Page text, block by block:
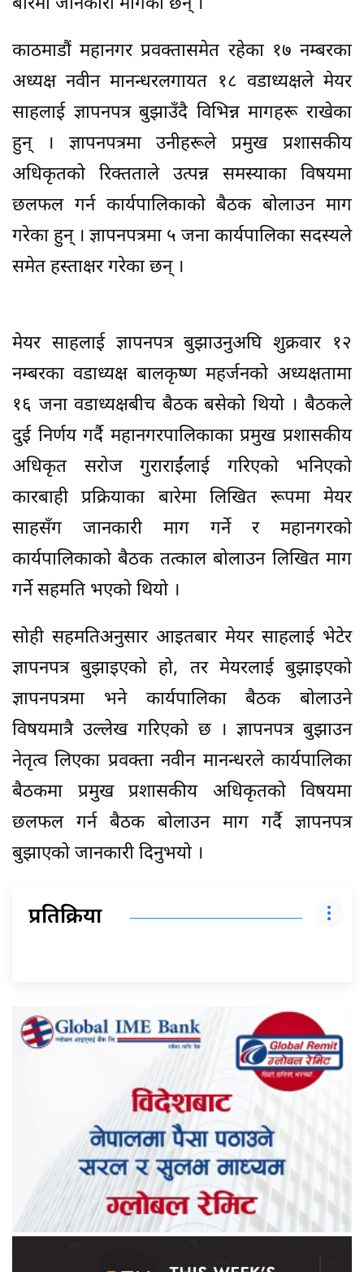
काठमाडौं महानगर प्रवक्तासमेत रहेका १७ नम्बरका
अध्यक्ष नवीन मानन्धरलगायत १८ वडाध्यक्षले मेयर
साहलाई ज्ञापनपत्र बुझाउँदै विभिन्न मागहरू राखेका
हुन् । ज्ञापनपत्रमा उनीहरूले प्रमुख प्रशासकीय
अधिकृतको रिक्तताले उत्पन्न समस्याका विषयमा
छलफल गर्न कार्यपालिकाको बैठक बोलाउन माग
गरेका हुन् । ज्ञापनपत्रमा ५ जना कार्यपालिका सदस्यले
समेत हस्ताक्षर गरेका छन् ।
मेयर साहलाई ज्ञापनपत्र बुझाउनुअघि शुक्रवार १२
नम्बरका वडाध्यक्ष बालकृष्ण महर्जनको अध्यक्षतामा
१६ जना वडाध्यक्षबीच बैठक बसेको थियो । बैठकले
दुई निर्णय गर्दै महानगरपालिकाका प्रमुख प्रशासकीय
अधिकृत सरोज गुराराईंलाई गरिएको भनिएको
कारबाही प्रक्रियाका बारेमा लिखित रूपमा मेयर
साहसँग जानकारी माग गर्ने र महानगरको
कार्यपालिकाको बैठक तत्काल बोलाउन लिखित माग
गर्ने सहमति भएको थियो ।
सोही सहमतिअनुसार आइतबार मेयर साहलाई भेटेर
ज्ञापनपत्र बुझाइएको हो, तर मेयरलाई बुझाइएको
ज्ञापनपत्रमा भने कार्यपालिका बैठक बोलाउने
विषयमात्रै उल्लेख गरिएको छ । ज्ञापनपत्र बुझाउन
नेतृत्व लिएका प्रवक्ता नवीन मानन्धरले कार्यपालिका
बैठकमा प्रमुख प्रशासकीय अधिकृतको विषयमा
छलफल गर्न बैठक बोलाउन माग गर्दै ज्ञापनपत्र
बुझाएको जानकारी दिनुभयो ।
प्रतिक्रिया